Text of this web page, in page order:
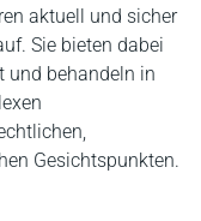
aktuell und sicher
Sie bieten dabei
und behandeln in
Gesichtspunkten.